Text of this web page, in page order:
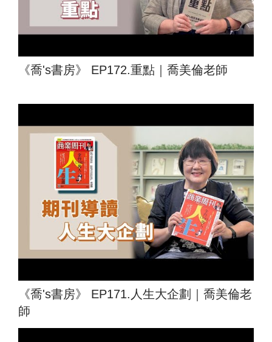
《喬's書房》 EP172.重點｜喬美倫老師
《喬's書房》 EP171.人生大企劃｜喬美倫老
師